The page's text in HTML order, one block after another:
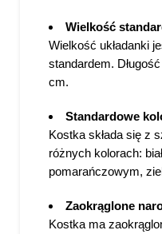
Wielkość
Wielkość układanki
standardem.
cm.
Standardowe
Kostka składa się z
różnych kolorach:
pomarańczowym,
Zaokrąglone
Kostka ma